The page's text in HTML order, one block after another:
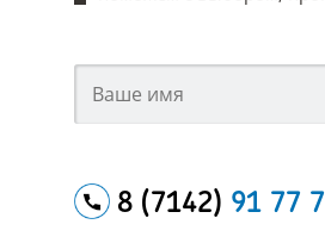
8 (7142) 91 77